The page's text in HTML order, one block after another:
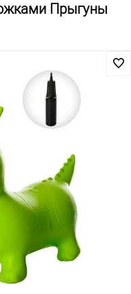
Прыгуны